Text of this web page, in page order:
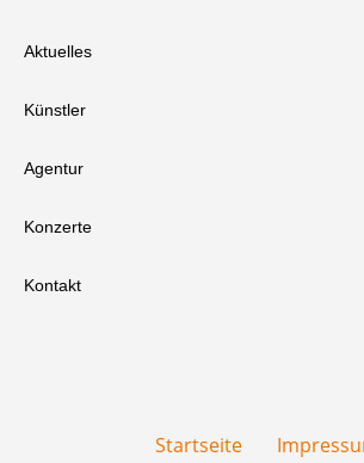
Aktuelles
Künstler
Agentur
Konzerte
Kontakt
Startseite